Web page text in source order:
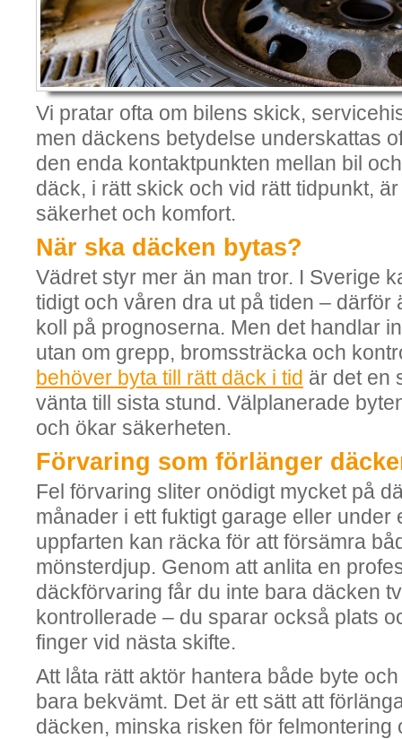
Vi pratar ofta om bilens skick,
men däckens betydelse underskattas
den enda kontaktpunkten mellan bil
däck, i rätt skick och vid rätt tidpunkt,
säkerhet och komfort.
När ska däcken bytas?
Vädret styr mer än man tror. I Sverige
tidigt och våren dra ut på tiden – därför
koll på prognoserna. Men det handlar
utan om grepp, bromssträcka och
behöver byta till rätt däck i tid är det en
vänta till sista stund. Välplanerade
och ökar säkerheten.
Förvaring som förlänger
Fel förvaring sliter onödigt mycket på
månader i ett fuktigt garage eller under
uppfarten kan räcka för att försämra
mönsterdjup. Genom att anlita en
däckförvaring får du inte bara däcken
kontrollerade – du sparar också plats
finger vid nästa skifte.
Att låta rätt aktör hantera både byte
bara bekvämt. Det är ett sätt att
däcken, minska risken för felmontering